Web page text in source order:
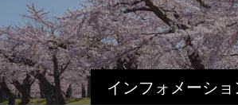
インフォメーショ